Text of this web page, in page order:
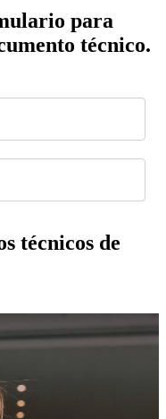
para
técnico.
técnicos de